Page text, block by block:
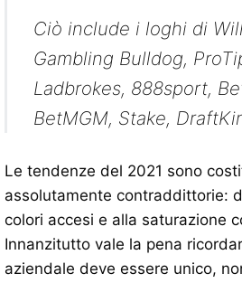
Ciò include i loghi di
Gambling Bulldog,
Ladbrokes, 888sport,
BetMGM, Stake,
Le tendenze del 2021 sono
assolutamente contraddittorie:
colori accesi e alla saturazione
Innanzitutto vale la pena
aziendale deve essere unico,